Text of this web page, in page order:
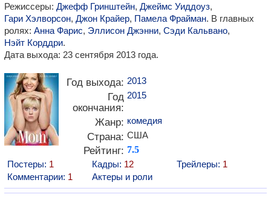
Режиссеры: Джефф Гринштейн, Джеймс Уиддоуз,
Гари Хэлворсон, Джон Крайер, Памела Фрайман. В главных
ролях: Анна Фарис, Эллисон Джэнни, Сэди Кальвано,
Нэйт Корддри.
Дата выхода: 23 сентября 2013 года.
Год выхода: 2013
Год
окончания:
2015
Жанр: комедия
Страна: США
Рейтинг: 7.5
Постеры: 1 Кадры: 12 Трейлеры: 1
Комментарии: 1 Актеры и роли